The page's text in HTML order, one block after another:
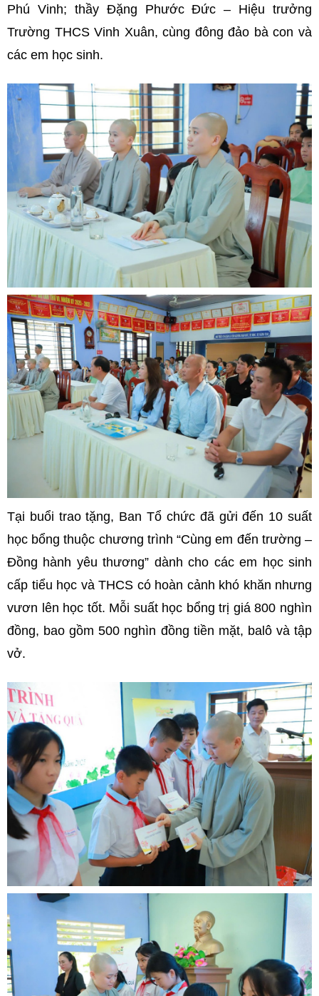
Phú Vinh; thầy Đặng Phước Đức – Hiệu trưởng
Trường THCS Vinh Xuân, cùng đông đảo bà con và
các em học sinh.
Tại buổi trao tặng, Ban Tổ chức đã gửi đến 10 suất
học bổng thuộc chương trình “Cùng em đến trường –
Đồng hành yêu thương” dành cho các em học sinh
cấp tiểu học và THCS có hoàn cảnh khó khăn nhưng
vươn lên học tốt. Mỗi suất học bổng trị giá 800 nghìn
đồng, bao gồm 500 nghìn đồng tiền mặt, balô và tập
vở.